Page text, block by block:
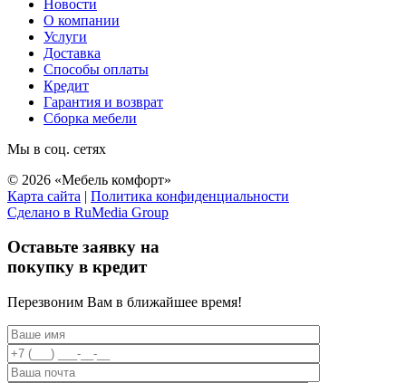
Новости
О компании
Услуги
Доставка
Способы оплаты
Кредит
Гарантия и возврат
Сборка мебели
Мы в соц. сетях
© 2026 «Мебель комфорт»
Карта сайта | Политика конфиденциальности
Сделано в RuMedia Group
вверх
Оставьте заявку на
покупку в кредит
Перезвоним Вам в ближайшее время!